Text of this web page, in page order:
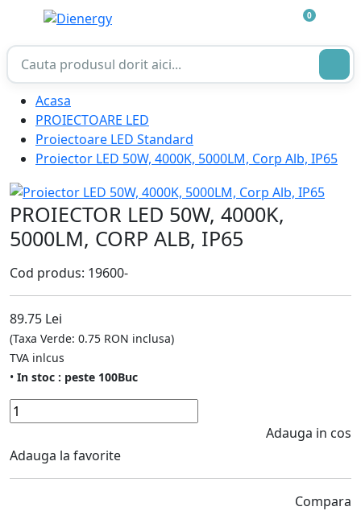
0
Acasa
PROIECTOARE LED
Proiectoare LED Standard
Proiector LED 50W, 4000K, 5000LM, Corp Alb, IP65
PROIECTOR LED 50W, 4000K,
5000LM, CORP ALB, IP65
Cod produs: 19600-
89.75 Lei
(Taxa Verde: 0.75 RON inclusa)
TVA inlcus
• In stoc : peste 100Buc
Adauga in cos
Adauga la favorite
Compara